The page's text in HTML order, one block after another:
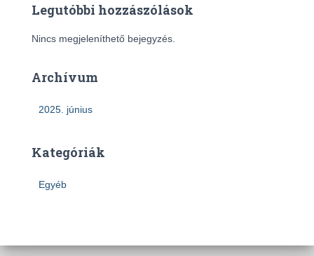
Legutóbbi hozzászólások
Nincs megjeleníthető bejegyzés.
Archívum
2025. június
Kategóriák
Egyéb